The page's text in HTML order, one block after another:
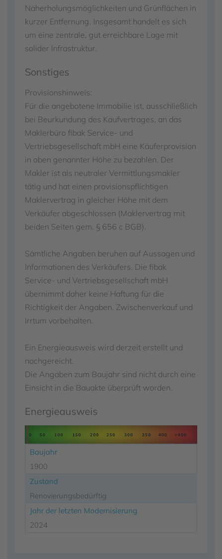
Naherholungsmöglichkeiten und Grünflächen in
kurzer Entfernung. Insgesamt handelt es sich
um eine zentrale, gut erreichbare Lage mit
solider Infrastruktur.
Sonstiges
Provisionshinweis:
Für die angebotene Immobilie ist, ausschließlich
bei Beurkundung des Kaufvertrages, an das
Maklerbüro fibak Service- und
Vertriebsgesellschaft mbH eine Käuferprovision
in oben genannter Höhe zu bezahlen. Der
Makler ist als neutraler Vermittlungsmakler
tätig und hat einen provisionspflichtigen
Maklervertrag in gleicher Höhe mit dem
Verkäufer abgeschlossen (Maklervertrag mit
beiden Seiten gem. § 656 c BGB).
Sämtliche Angaben beruhen auf Aussagen und
Informationen des Verkäufers. Die fibak
Service- und Vertriebsgesellschaft mbH
übernimmt daher keine Haftung für die
Richtigkeit der Angaben. Zwischenverkauf und
Irrtum vorbehalten.
Ein Energieausweis wird derzeit erstellt und
nachgereicht.
Die Angaben zum Baujahr sind nicht durch eine
Einsicht in die Bauakte überprüft worden.
Energieausweis
Baujahr
1900
Zustand
Renovierungsbedürftig
Jahr der letzten Modernisierung
2024